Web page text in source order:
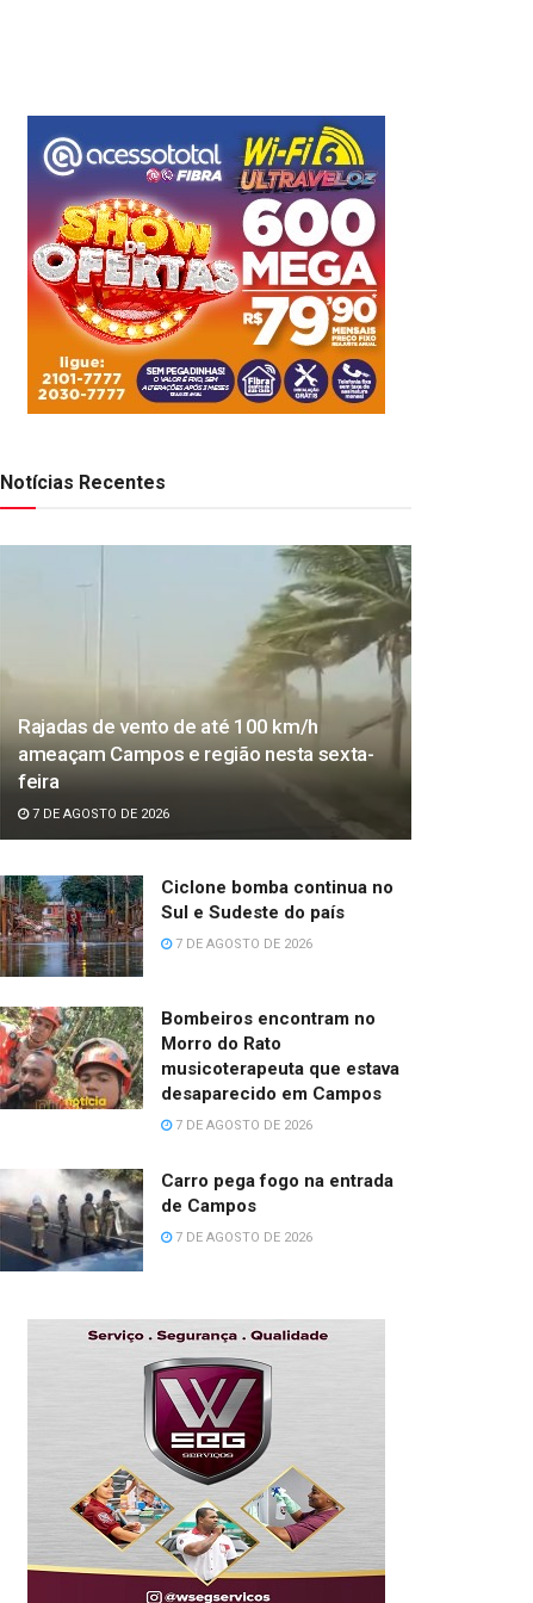
Notícias Recentes
Rajadas de vento de até 100 km/h
ameaçam Campos e região nesta sexta-
feira
7 DE AGOSTO DE 2026
Ciclone bomba continua no
Sul e Sudeste do país
7 DE AGOSTO DE 2026
Bombeiros encontram no
Morro do Rato
musicoterapeuta que estava
desaparecido em Campos
7 DE AGOSTO DE 2026
Carro pega fogo na entrada
de Campos
7 DE AGOSTO DE 2026